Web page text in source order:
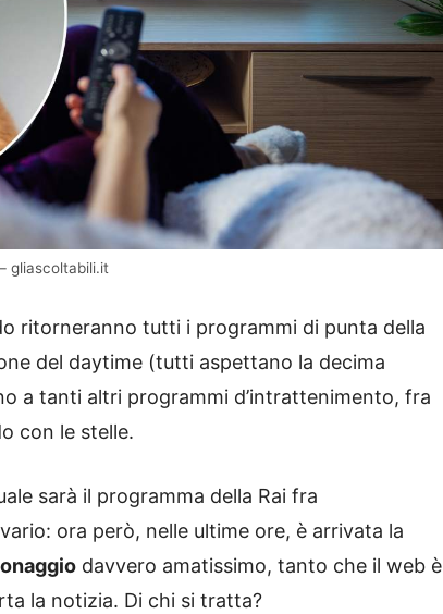
gliascoltabili.it
ritorneranno tutti i programmi di punta della
del daytime (tutti aspettano la decima
a tanti altri programmi d’intrattenimento, fra
con le stelle.
sarà il programma della Rai fra
ora però, nelle ultime ore, è arrivata la
davvero amatissimo, tanto che il web è
la notizia. Di chi si tratta?